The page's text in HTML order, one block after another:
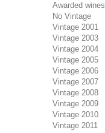
Awarded wines
No Vintage
Vintage 2001
Vintage 2003
Vintage 2004
Vintage 2005
Vintage 2006
Vintage 2007
Vintage 2008
Vintage 2009
Vintage 2010
Vintage 2011